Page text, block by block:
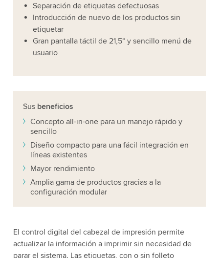
Separación de etiquetas defectuosas
Introducción de nuevo de los productos sin
etiquetar
Gran pantalla táctil de 21,5“ y sencillo menú de
usuario
Sus beneficios
Concepto all-in-one para un manejo rápido y
sencillo
Diseño compacto para una fácil integración en
líneas existentes
Mayor rendimiento
Amplia gama de productos gracias a la
configuración modular
El control digital del cabezal de impresión permite
actualizar la información a imprimir sin necesidad de
parar el sistema. Las etiquetas, con o sin folleto